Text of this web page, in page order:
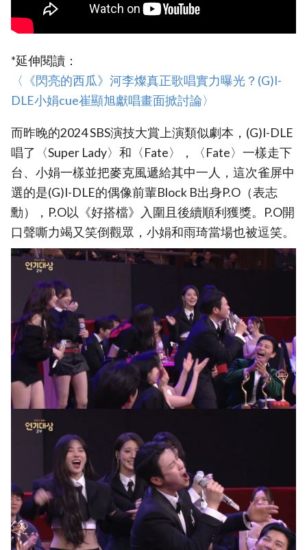
*延伸閱讀：
‎〈《閃亮的西瓜》河李燦真正歌唱實力曝光？(G)I-
DLE小娟cue崔顯旭獻唱畫面掀討論〉‎
而昨晚的2024 SBS演技大賞上演類似劇本，(G)I-DLE
唱了〈Super Lady〉和〈Fate〉，〈Fate〉一樣走下
台、小娟一樣並把麥克風遞給其中一人，這次雀屏中
選的是(G)I-DLE的偶像前輩Block B出身P.O（表志
勳），P.O以《好搭檔》入圍且後續順利獲獎。P.O開
口聲嘶力竭又笑倒觀眾，小娟和雨琦當場也被逗笑。